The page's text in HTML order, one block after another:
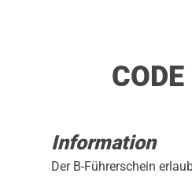
Information
Der B-Führerschein